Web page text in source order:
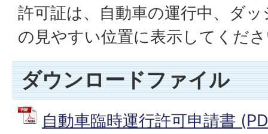
許可証は、自動車の運行中、ダ
の見やすい位置に表示してくだ
ダウンロードファイル
自動車臨時運行許可申請書